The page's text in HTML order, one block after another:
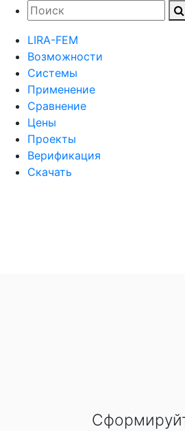
LIRA-FEM
Возможности
Cистемы
Применение
Сравнение
Цены
Проекты
Верификация
Скачать